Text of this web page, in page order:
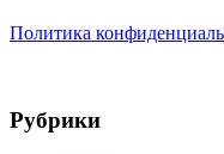
Политика
Рубрики